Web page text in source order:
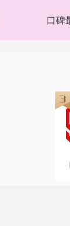
口碑